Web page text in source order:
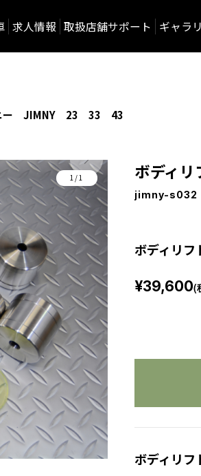
求人情報 取扱店舗サポート ギャラ
ニー JIMNY 23 33 43
1/1 ボディ
jimny-s032
ボディリフ
¥39,600(
ボディリフ